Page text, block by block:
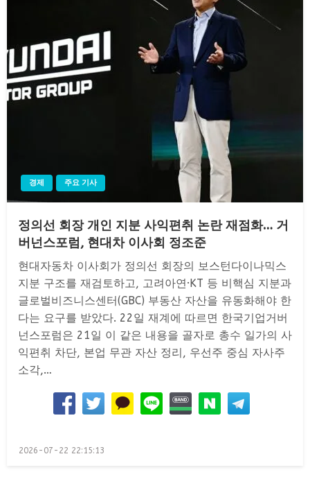
경제 주요 기사
정의선 회장 개인 지분 사익편취 논란 재점화… 거
버넌스포럼, 현대차 이사회 정조준
현대자동차 이사회가 정의선 회장의 보스턴다이나믹스
지분 구조를 재검토하고, 고려아연·KT 등 비핵심 지분과
글로벌비즈니스센터(GBC) 부동산 자산을 유동화해야 한
다는 요구를 받았다. 22일 재계에 따르면 한국기업거버
넌스포럼은 21일 이 같은 내용을 골자로 총수 일가의 사
익편취 차단, 본업 무관 자산 정리, 우선주 중심 자사주
소각,…
Posted
2026-07-22 22:15:13